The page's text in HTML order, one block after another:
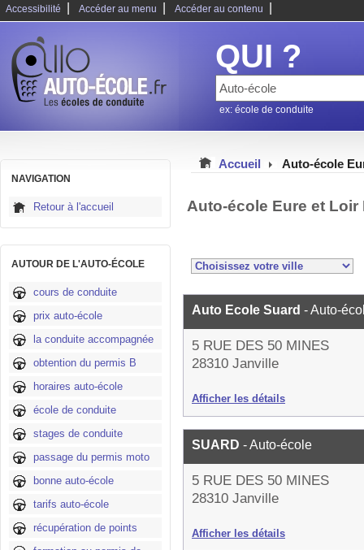
Accessibilité Accéder au menu Accéder au contenu
QUI ?
ex: école de conduite
NAVIGATION
Retour à l'accueil
AUTOUR DE L'AUTO-ÉCOLE
cours de conduite
prix auto-école
la conduite accompagnée
obtention du permis B
horaires auto-école
école de conduite
stages de conduite
passage du permis moto
bonne auto-école
tarifs auto-école
récupération de points
Accueil Auto-école
Auto-école Eure et Loir
Auto Ecole Suard - Auto-
5 RUE DES 50 MINES
28310 Janville
Afficher les détails
SUARD - Auto-école
5 RUE DES 50 MINES
28310 Janville
Afficher les détails